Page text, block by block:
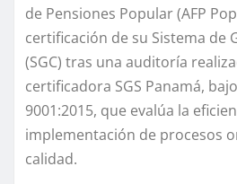
de Pensiones Popular (AFP
certificación de su Sistema de
(SGC) tras una auditoría
certificadora SGS Panamá,
9001:2015, que evalúa la
implementación de procesos
calidad.